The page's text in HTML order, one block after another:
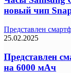
новый чип
Представлен
25.02.2025
Представлен
на 6000 мАч